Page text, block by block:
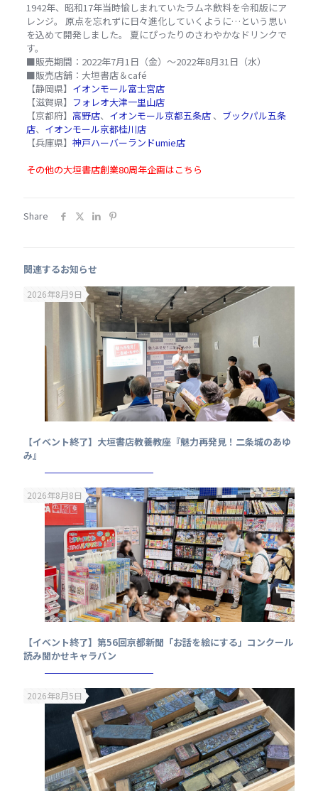
1942年、昭和17年当時愉しまれていたラムネ飲料を令和版にア
レンジ。 原点を忘れずに日々進化していくように…という思い
を込めて開発しました。 夏にぴったりのさわやかなドリンクで
す。
■販売期間：2022年7月1日（金）～2022年8月31日（水）
■販売店舗：大垣書店＆café
【静岡県】 イオンモール富士宮店
【滋賀県】 フォレオ大津一里山店
【京都府】 高野店、 イオンモール京都五条店、 ブックパル五条
店、 イオンモール京都桂川店
【兵庫県】 神戸ハーバーランドumie店
その他の大垣書店創業80周年企画はこちら
Share
関連するお知らせ
2026年8月9日
【イベント終了】大垣書店教養教座『魅力再発見！二条城のあゆ
み』
2026年8月8日
【イベント終了】第56回京都新聞「お話を絵にする」コンクール
読み聞かせキャラバン
2026年8月5日